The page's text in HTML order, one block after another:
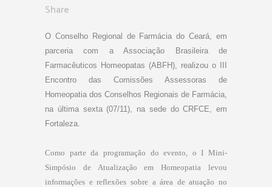
Share
O Conselho Regional de Farmácia do Ceará, em
parceria com a Associação Brasileira de
Farmacêuticos Homeopatas (ABFH), realizou o III
Encontro das Comissões Assessoras de
Homeopatia dos Conselhos Regionais de Farmácia,
na última sexta (07/11), na sede do CRFCE, em
Fortaleza.
Como parte da programação do evento, o I Mini-
Simpósio de Atualização em Homeopatia levou
informações e reflexões sobre a área de atuação no